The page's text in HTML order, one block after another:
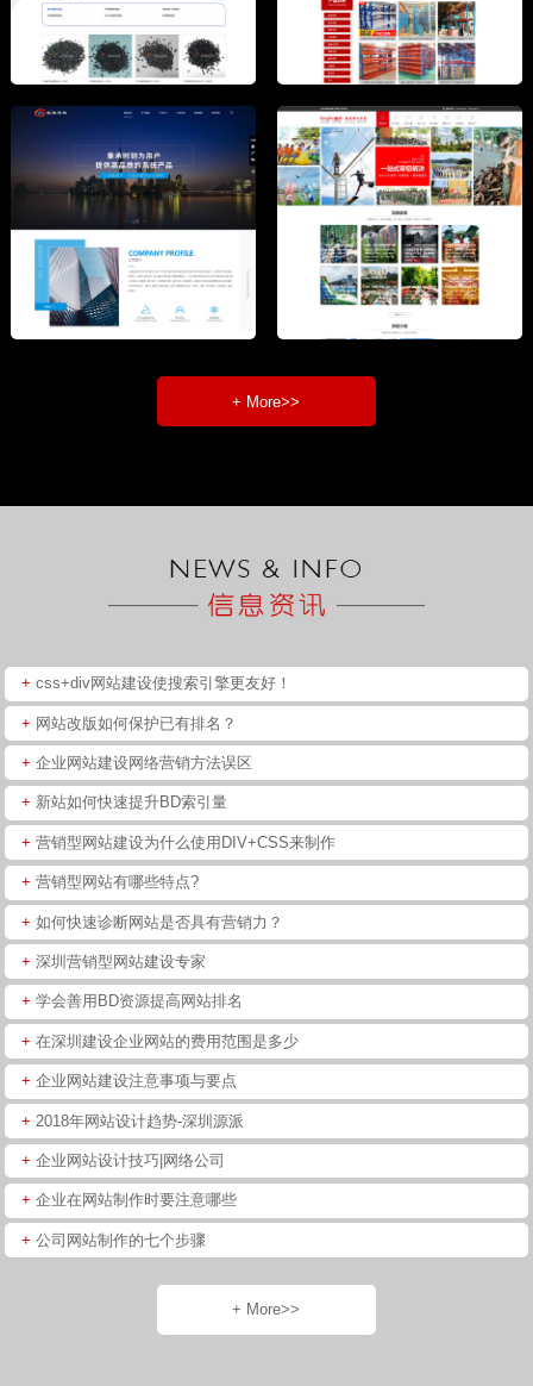
+ More>>
+ css+div网站建设使搜索引擎更友好！
+ 网站改版如何保护已有排名？
+ 企业网站建设网络营销方法误区
+ 新站如何快速提升BD索引量
+ 营销型网站建设为什么使用DIV+CSS来制作
+ 营销型网站有哪些特点?
+ 如何快速诊断网站是否具有营销力？
+ 深圳营销型网站建设专家
+ 学会善用BD资源提高网站排名
+ 在深圳建设企业网站的费用范围是多少
+ 企业网站建设注意事项与要点
+ 2018年网站设计趋势-深圳源派
+ 企业网站设计技巧|网络公司
+ 企业在网站制作时要注意哪些
+ 公司网站制作的七个步骤
+ More>>